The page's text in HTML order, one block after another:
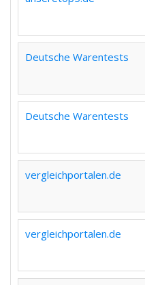
Deutsche Warentests
Deutsche Warentests
vergleichportalen.de
vergleichportalen.de